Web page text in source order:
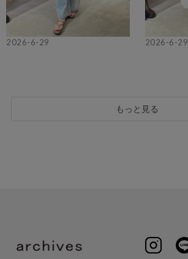
2026-6-29 2026-6-29
もっと見る